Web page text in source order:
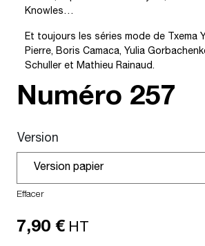
Knowles…
Et toujours les séries mode de Txema
Pierre, Boris Camaca, Yulia
Schuller et Mathieu Rainaud.
Numéro 257
Version
Effacer
7,90 € HT